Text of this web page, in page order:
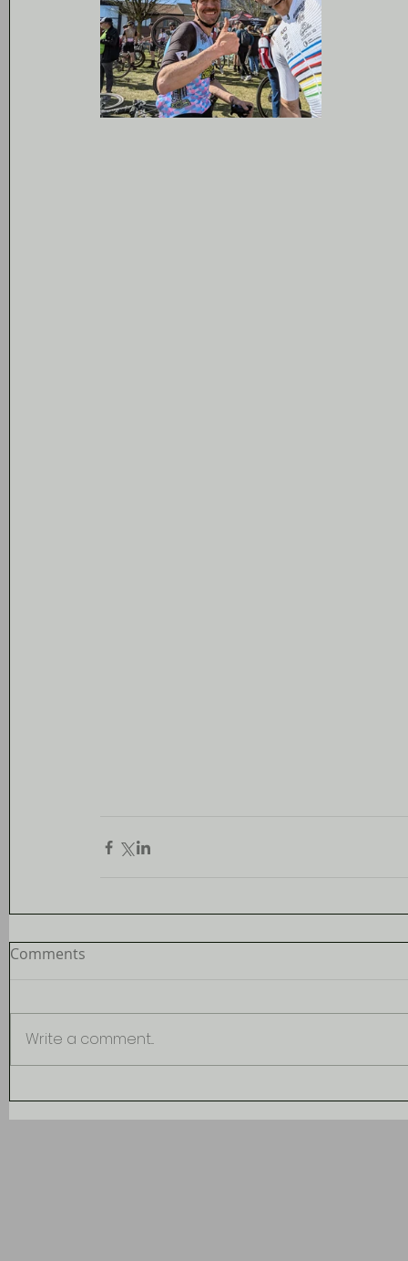
Comments
Write a comment...